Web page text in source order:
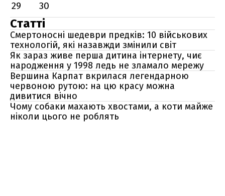
29
30
Статті
Смертоносні шедеври предків: 10 військових
технологій, які назавжди змінили світ
Як зараз живе перша дитина інтернету, чиє
народження у 1998 ледь не зламало мережу
Вершина Карпат вкрилася легендарною
червоною рутою: на цю красу можна
дивитися вічно
Чому собаки махають хвостами, а коти майже
ніколи цього не роблять